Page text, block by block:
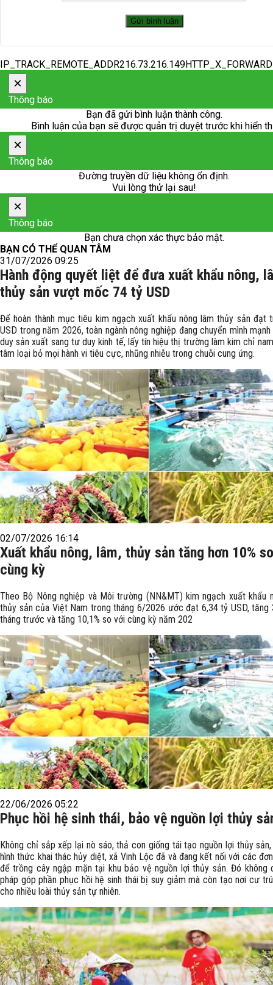
×
Thông báo
Bạn đã gửi bình luận thành công.
Bình luận của bạn sẽ được quản trị duyệt trước khi hiển
×
Thông báo
Đường truyền dữ liệu không ổn định.
Vui lòng thử lại sau!
×
Thông báo
Bạn chưa chọn xác thực bảo mật.
BẠN CÓ THỂ QUAN TÂM
31/07/2026 09:25
Hành động quyết liệt để đưa xuất khẩu nông,
thủy sản vượt mốc 74 tỷ USD
Để hoàn thành mục tiêu kim ngạch xuất khẩu nông lâm thủy sản đạt
USD trong năm 2026, toàn ngành nông nghiệp đang chuyển mình
duy sản xuất sang tư duy kinh tế, lấy tín hiệu thị trường làm kim chỉ
tâm loại bỏ mọi hành vi tiêu cực, nhũng nhiễu trong chuỗi cung ứng.
02/07/2026 16:14
Xuất khẩu nông, lâm, thủy sản tăng hơn 10%
cùng kỳ
Theo Bộ Nông nghiệp và Môi trường (NN&MT) kim ngạch xuất khẩu
thủy sản của Việt Nam trong tháng 6/2026 ước đạt 6,34 tỷ USD, tăng
tháng trước và tăng 10,1% so với cùng kỳ năm 202
22/06/2026 05:22
Phục hồi hệ sinh thái, bảo vệ nguồn lợi thủy
Không chỉ sắp xếp lại nò sáo, thả con giống tái tạo nguồn lợi thủy
hình thức khai thác hủy diệt, xã Vinh Lộc đã và đang kết nối với các
để trồng cây ngập mặn tại khu bảo vệ nguồn lợi thủy sản. Đó không
pháp góp phần phục hồi hệ sinh thái bị suy giảm mà còn tạo nơi cư
cho nhiều loài thủy sản tự nhiên.